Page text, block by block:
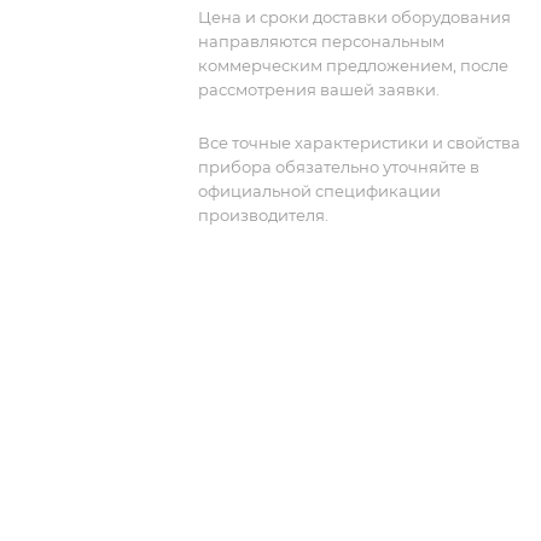
модернизированного рубидиевого
опорного генератора.
Цена и сроки доставки оборудования
направляются персональным
коммерческим предложением, после
рассмотрения вашей заявки.
Все точные характеристики и свойства
прибора обязательно уточняйте в
официальной спецификации
производителя.